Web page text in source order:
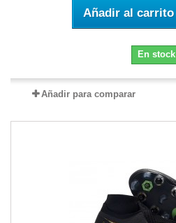
Añadir al carrito
En stock
Añadir para comparar